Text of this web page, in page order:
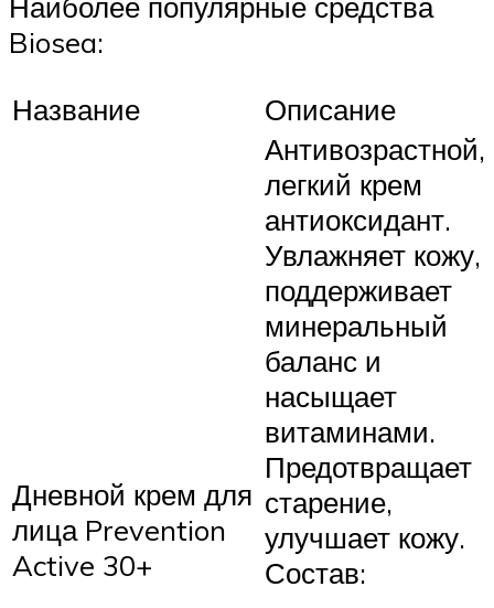
Biosea:
Название
Описание
Дневной крем для
лица Prevention
Active 30+
Антивозрастной,
легкий крем
антиоксидант.
Увлажняет кожу,
поддерживает
минеральный
баланс и
насыщает
витаминами.
Предотвращает
старение,
улучшает кожу.
Состав: